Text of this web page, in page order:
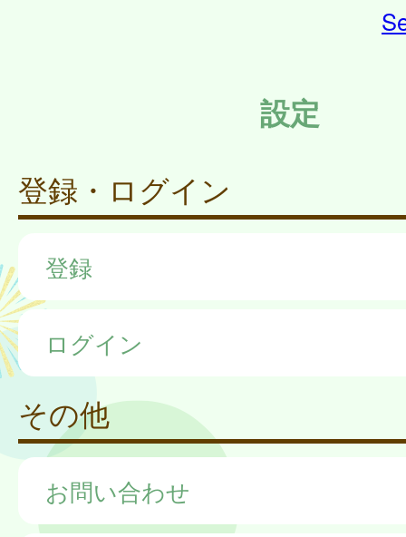
設定
登録・ログイン
登録
ログイン
その他
お問い合わせ